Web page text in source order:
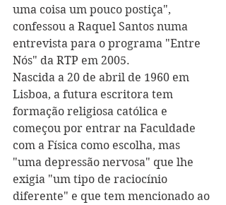
uma coisa um pouco postiça",
confessou a Raquel Santos numa
entrevista para o programa "Entre
Nós" da RTP em 2005.
Nascida a 20 de abril de 1960 em
Lisboa, a futura escritora tem
formação religiosa católica e
começou por entrar na Faculdade
com a Física como escolha, mas
"uma depressão nervosa" que lhe
exigia "um tipo de raciocínio
diferente" e que tem mencionado ao